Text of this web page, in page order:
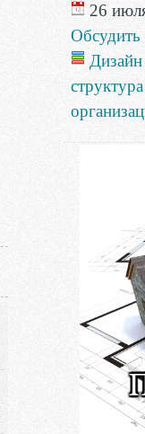
26
Обсудить
Дизайн